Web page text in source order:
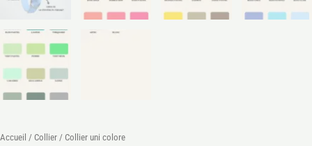
Accueil / Collier / Collier uni colore